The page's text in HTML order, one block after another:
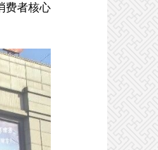
费者核心